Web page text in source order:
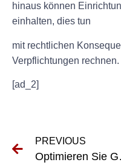
hinaus können
einhalten, dies tun
mit rechtlichen
Verpflichtungen rechnen.
[ad_2]
PREVIOUS